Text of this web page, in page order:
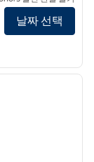
날짜 선택
다음